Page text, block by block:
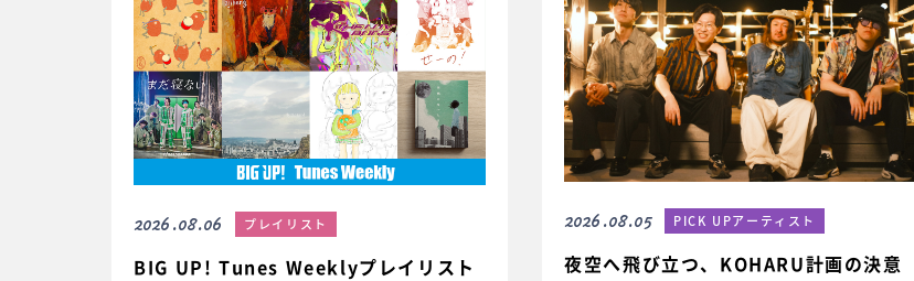
2026.08.06 プレイリスト
BIG UP! Tunes Weeklyプレイリスト
2026.08.05 PICK UPアーティスト
夜空へ飛び立つ、KOHARU計画の決意